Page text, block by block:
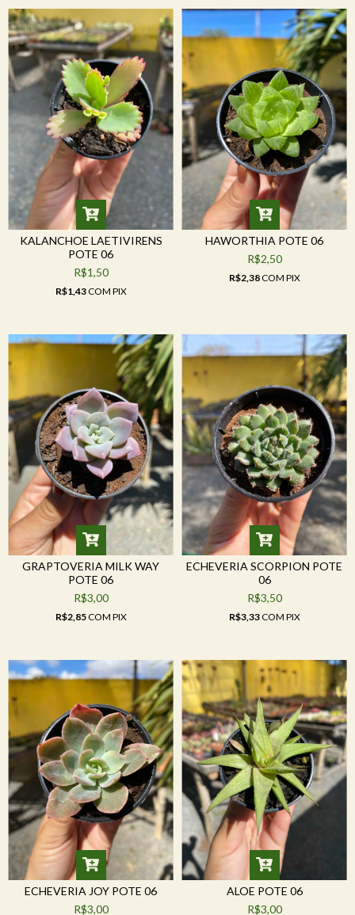
KALANCHOE LAETIVIRENS
POTE 06
R$1,50
R$1,43COM PIX
HAWORTHIA POTE 06
R$2,50
R$2,38COM PIX
GRAPTOVERIA MILK WAY
POTE 06
R$3,00
R$2,85COM PIX
ECHEVERIA SCORPION POTE
06
R$3,50
R$3,33COM PIX
ECHEVERIA JOY POTE 06
R$3,00
ALOE POTE 06
R$3,00